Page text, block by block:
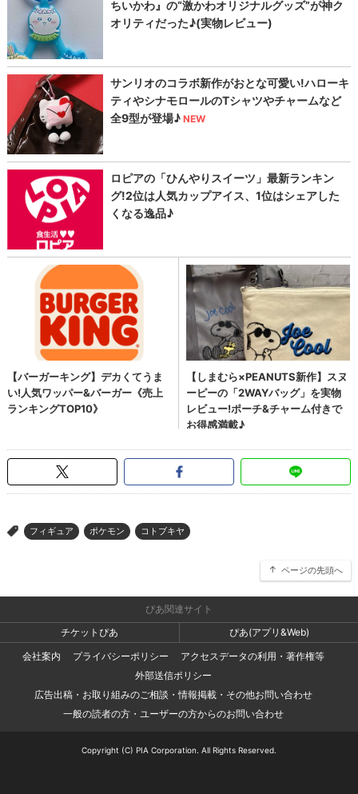
> フィギュア ポケモン コトブキヤ
ページの先頭へ
ぴあ関連サイト
チケットぴあ
ぴあ(アプリ&Web)
会社案内
プライバシーポリシー
アクセスデータの利用・著作権等
外部送信ポリシー
広告出稿・お取り組みのご相談・情報掲載・その他お問い合わせ
一般の読者の方・ユーザーの方からのお問い合わせ
Copyright (C) PIA Corporation. All Rights Reserved.